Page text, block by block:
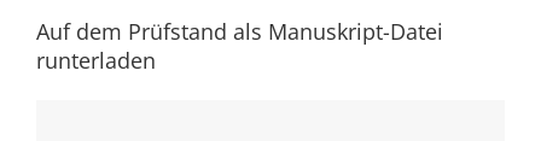
Auf dem Prüfstand als Manuskript-Datei
runterladen